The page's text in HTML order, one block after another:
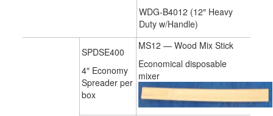
WDG-B4012 (12″ Heavy
Duty w/Handle)
SPDSE400
4″ Economy
Spreader per
box
MS12 — Wood Mix Stick
Economical disposable
mixer